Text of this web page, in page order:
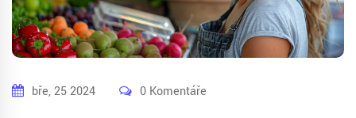
bře, 25 2024 0 Komentáře